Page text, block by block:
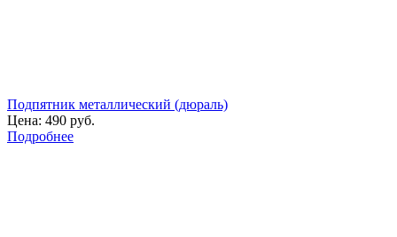
Подпятник металлический (дюраль)
Цена: 490 руб.
Подробнее